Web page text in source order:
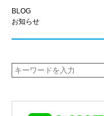
BLOG
お知らせ